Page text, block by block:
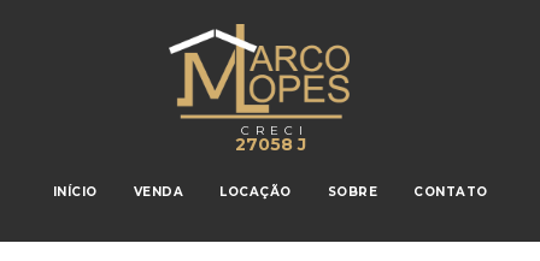
CRECI
27058 J
INÍCIO VENDA LOCAÇÃO SOBRE CONTATO